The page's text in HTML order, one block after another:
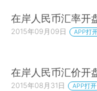
在岸人民币汇率开
2015年09月09日 APP打
在岸人民币汇价开
2015年08月31日 APP打开